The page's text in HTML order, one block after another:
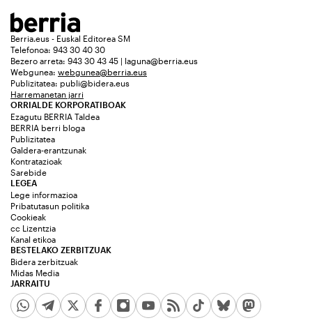
Berria.eus - Euskal Editorea SM
Telefonoa: 943 30 40 30
Bezero arreta: 943 30 43 45 | laguna@berria.eus
Webgunea: webgunea@berria.eus
Publizitatea: publi@bidera.eus
Harremanetan jarri
ORRIALDE KORPORATIBOAK
Ezagutu BERRIA Taldea
BERRIA berri bloga
Publizitatea
Galdera-erantzunak
Kontratazioak
Sarebide
JARRAITU
LEGEA
Lege informazioa
Pribatutasun politika
Cookieak
cc Lizentzia
Kanal etikoa
BESTELAKO ZERBITZUAK
Bidera zerbitzuak
Midas Media